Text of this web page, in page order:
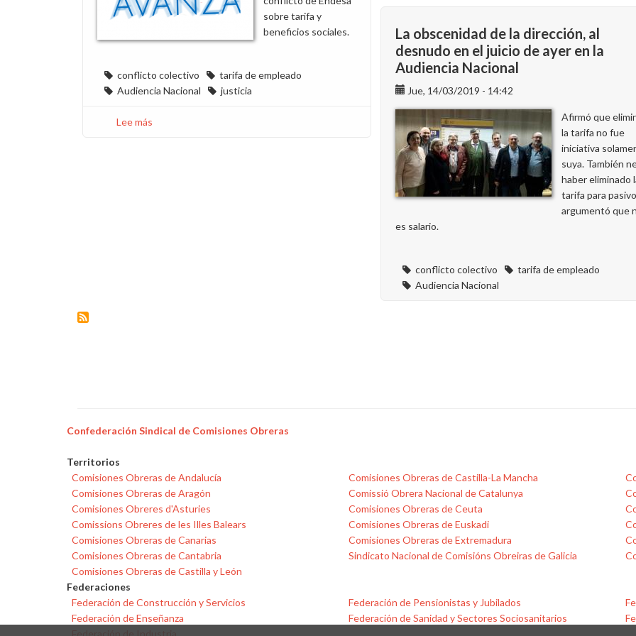
dirección
en
el
juicio
los
pluses
de
la
plantilla
de
sobre tarifa y
beneficios sociales.
conflicto colectivo
tarifa de empleado
Audiencia Nacional
justicia
Lee más
La obscenidad de la dirección, al
desnudo en el juicio de ayer en la
Audiencia Nacional
Jue, 14/03/2019 - 14:42
Afirmó que
la tarifa no fue
iniciativa
suya. También
haber eliminado
tarifa para
argumentó que
es salario.
conflicto colectivo
tarifa de empleado
Audiencia Nacional
Confederación Sindical de Comisiones Obreras
Territorios
Comisiones Obreras de Andalucía
Comisiones Obreras de Aragón
Comisiones Obreres d'Asturies
Comissions Obreres de les Illes Balears
Comisiones Obreras de Canarias
Comisiones Obreras de Cantabria
Comisiones Obreras de Castilla y León
Comisiones Obreras de Castilla-La Mancha
Comissió Obrera Nacional de Catalunya
Comisiones Obreras de Ceuta
Comisiones Obreras de Euskadi
Comisiones Obreras de Extremadura
Sindicato Nacional de Comisións Obreiras de Galicia
Federaciones
Federación de Construcción y Servicios
Federación de Enseñanza
Federación de Pensionistas y Jubilados
Federación de Sanidad y Sectores Sociosanitarios